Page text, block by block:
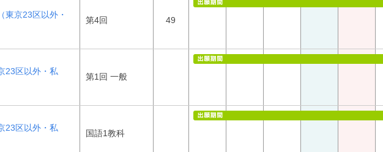
東京23区以外・
第4回 49
23区以外・私
第1回 一般
23区以外・私
国語1教科